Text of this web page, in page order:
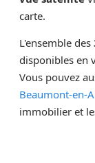
carte.
L'ensemble des
disponibles en
Vous pouvez
Beaumont-en-
immobilier et